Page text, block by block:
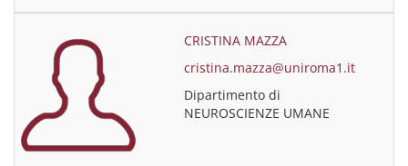
CRISTINA MAZZA
cristina.mazza@uniroma1.it
Dipartimento di
NEUROSCIENZE UMANE